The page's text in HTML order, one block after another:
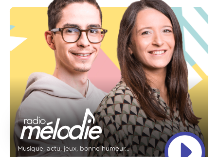
Musique, actu, jeux, bonne humeur...